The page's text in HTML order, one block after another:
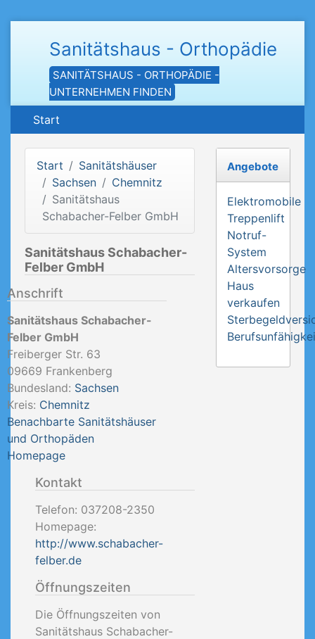
Sanitätshaus - Orthopädie
SANITÄTSHAUS - ORTHOPÄDIE -
UNTERNEHMEN FINDEN
Start
Start
Sanitätshäuser
Sachsen
Chemnitz
Sanitätshaus
Schabacher-Felber GmbH
Sanitätshaus Schabacher-
Felber GmbH
Anschrift
Sanitätshaus Schabacher-
Felber GmbH
Freiberger Str. 63
09669 Frankenberg
Bundesland: Sachsen
Kreis: Chemnitz
Benachbarte Sanitätshäuser
und Orthopäden
Homepage
Kontakt
Telefon: 037208-2350
Homepage:
http://www.schabacher-
felber.de
Öffnungszeiten
Die Öffnungszeiten von
Sanitätshaus Schabacher-
Angebote
Elektromobile
Treppenlift
Notruf-
System
Altersvorsorge
Haus
verkaufen